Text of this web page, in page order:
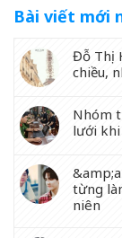
Bài viết mới
Đỗ Thị
chiều,
Nhóm
lưới khi
từng
niên